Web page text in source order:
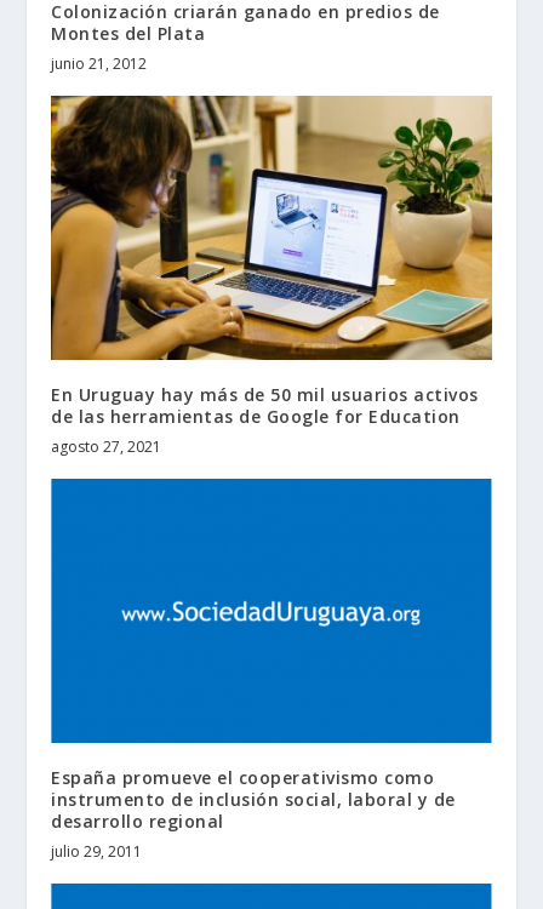
Colonización criarán ganado en predios de
Montes del Plata
junio 21, 2012
En Uruguay hay más de 50 mil usuarios activos
de las herramientas de Google for Education
agosto 27, 2021
España promueve el cooperativismo como
instrumento de inclusión social, laboral y de
desarrollo regional
julio 29, 2011